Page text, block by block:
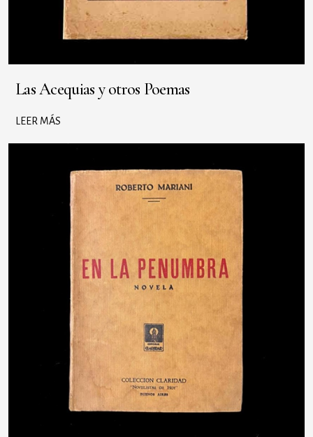
Las Acequias y otros Poemas
LEER MÁS